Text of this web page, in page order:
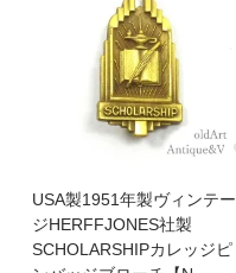
USA製1951年製ヴィンテー
ジHERFFJONES社製
SCHOLARSHIPカレッジピ